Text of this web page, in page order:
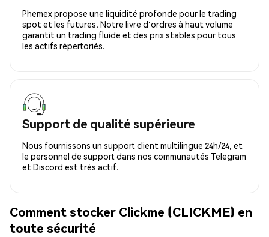
Phemex propose une liquidité profonde pour le trading
spot et les futures. Notre livre d'ordres à haut volume
garantit un trading fluide et des prix stables pour tous
les actifs répertoriés.
Support de qualité supérieure
Nous fournissons un support client multilingue 24h/24, et
le personnel de support dans nos communautés Telegram
et Discord est très actif.
Comment stocker Clickme (CLICKME) en
toute sécurité